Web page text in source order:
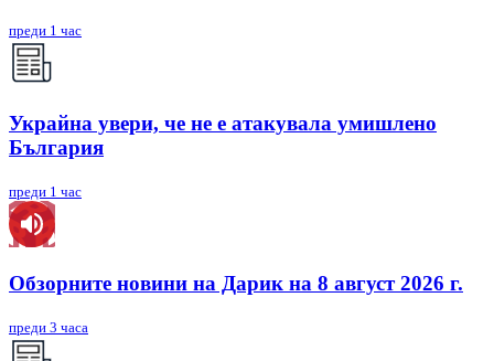
преди 1 час
Украйна увери, че не е атакувала умишлено
България
преди 1 час
Обзорните новини на Дарик на 8 август 2026 г.
преди 3 часа